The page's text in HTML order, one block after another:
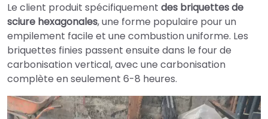
Le client produit spécifiquement des briquettes de
sciure hexagonales, une forme populaire pour un
empilement facile et une combustion uniforme. Les
briquettes finies passent ensuite dans le four de
carbonisation vertical, avec une carbonisation
complète en seulement 6-8 heures.